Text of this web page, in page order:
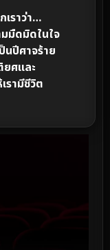
ราว่า…
มืดมิดในใจ
ปีศาจร้าย
ยศและ
รามีชีวิต